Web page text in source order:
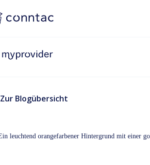
Zur Blogübersicht